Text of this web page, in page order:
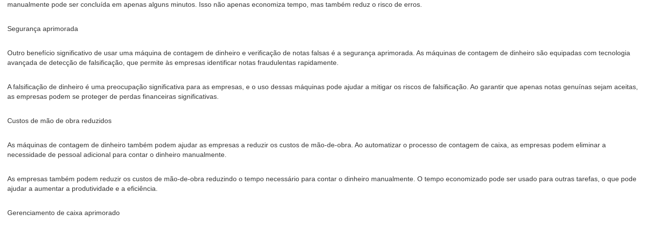
manualmente pode ser concluída em apenas alguns minutos. Isso não apenas economiza tempo, mas também reduz o risco de erros.
Segurança aprimorada
Outro benefício significativo de usar uma máquina de contagem de dinheiro e verificação de notas falsas é a segurança aprimorada. As máquinas de contagem de dinheiro são equipadas com tecnologia
avançada de detecção de falsificação, que permite às empresas identificar notas fraudulentas rapidamente.
A falsificação de dinheiro é uma preocupação significativa para as empresas, e o uso dessas máquinas pode ajudar a mitigar os riscos de falsificação. Ao garantir que apenas notas genuínas sejam aceitas,
as empresas podem se proteger de perdas financeiras significativas.
Custos de mão de obra reduzidos
As máquinas de contagem de dinheiro também podem ajudar as empresas a reduzir os custos de mão-de-obra. Ao automatizar o processo de contagem de caixa, as empresas podem eliminar a
necessidade de pessoal adicional para contar o dinheiro manualmente.
As empresas também podem reduzir os custos de mão-de-obra reduzindo o tempo necessário para contar o dinheiro manualmente. O tempo economizado pode ser usado para outras tarefas, o que pode
ajudar a aumentar a produtividade e a eficiência.
Gerenciamento de caixa aprimorado